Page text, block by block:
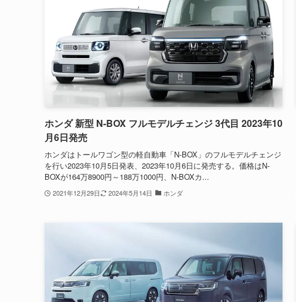
ホンダ 新型 N-BOX フルモデルチェンジ 3代目 2023年10
月6日発売
ホンダはトールワゴン型の軽自動車「N-BOX」のフルモデルチェンジ
を行い2023年10月5日発表、2023年10月6日に発売する。価格はN-
BOXが164万8900円～188万1000円、N-BOXカ...
2021年12月29日 2024年5月14日 ホンダ